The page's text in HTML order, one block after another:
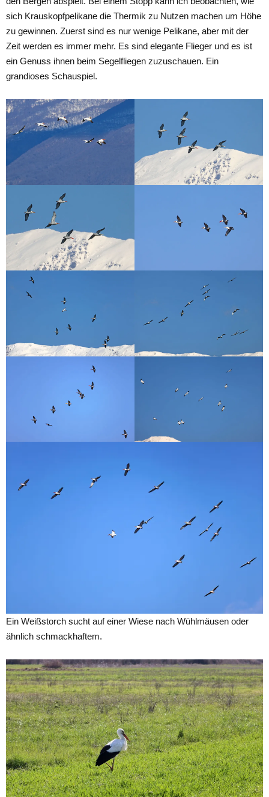
sich Krauskopfpelikane die Thermik zu Nutzen machen um Höhe
zu gewinnen. Zuerst sind es nur wenige Pelikane, aber mit der
Zeit werden es immer mehr. Es sind elegante Flieger und es ist
ein Genuss ihnen beim Segelfliegen zuzuschauen. Ein
grandioses Schauspiel.
Ein Weißstorch sucht auf einer Wiese nach Wühlmäusen oder
ähnlich schmackhaftem.